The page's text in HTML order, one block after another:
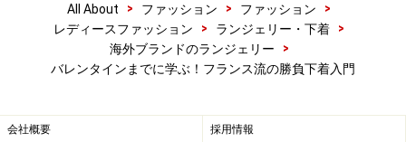
All About > ファッション > ファッション
>
レディースファッション
> ランジェリー・下着
>
海外ブランドのランジェリー
>
バレンタインまでに学ぶ！フランス流の勝負下着入門
会社概要 採用情報